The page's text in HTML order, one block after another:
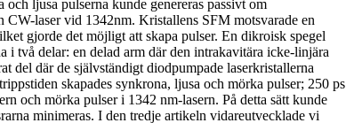
ljusa pulserna kunde genereras passivt om
CW-laser vid 1342nm. Kristallens SFM motsvarade en
gjorde det möjligt att skapa pulser. En dikroisk spegel
i två delar: en delad arm där den intrakavitära icke-linjära
del där de självständigt diodpumpade laserkristallerna
skapades synkrona, ljusa och mörka pulser; 250 ps
och mörka pulser i 1342 nm-lasern. På detta sätt kunde
minimeras. I den tredje artikeln vidareutvecklade vi